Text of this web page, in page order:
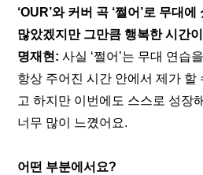
‘OUR’와 커버 곡 ‘쩔어’로 무대
많았겠지만 그만큼 행복한 시간
명재현: 사실 ‘쩔어’는 무대 연습
항상 주어진 시간 안에서 제가 할
고 하지만 이번에도 스스로 성장
너무 많이 느꼈어요.
어떤 부분에서요?